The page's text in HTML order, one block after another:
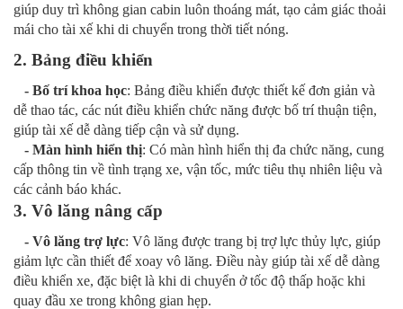
giúp duy trì không gian cabin luôn thoáng mát, tạo cảm giác thoải
mái cho tài xế khi di chuyển trong thời tiết nóng.
2. Bảng điều khiển
- Bố trí khoa học: Bảng điều khiển được thiết kế đơn giản và
dễ thao tác, các nút điều khiển chức năng được bố trí thuận tiện,
giúp tài xế dễ dàng tiếp cận và sử dụng.
- Màn hình hiển thị: Có màn hình hiển thị đa chức năng, cung
cấp thông tin về tình trạng xe, vận tốc, mức tiêu thụ nhiên liệu và
các cảnh báo khác.
3. Vô lăng nâng cấp
- Vô lăng trợ lực: Vô lăng được trang bị trợ lực thủy lực, giúp
giảm lực cần thiết để xoay vô lăng. Điều này giúp tài xế dễ dàng
điều khiển xe, đặc biệt là khi di chuyển ở tốc độ thấp hoặc khi
quay đầu xe trong không gian hẹp.